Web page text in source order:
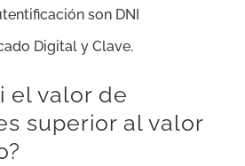
son DNI
Digital y Clave.
el valor de
superior al valor